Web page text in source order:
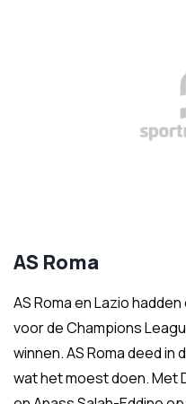
AS Roma
AS Roma en Lazio
voor de Champions
winnen. AS Roma deed
wat het moest doen. Met